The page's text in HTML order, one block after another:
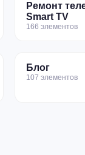
Ремонт
Smart TV
166 элементов
Блог
107 элементов